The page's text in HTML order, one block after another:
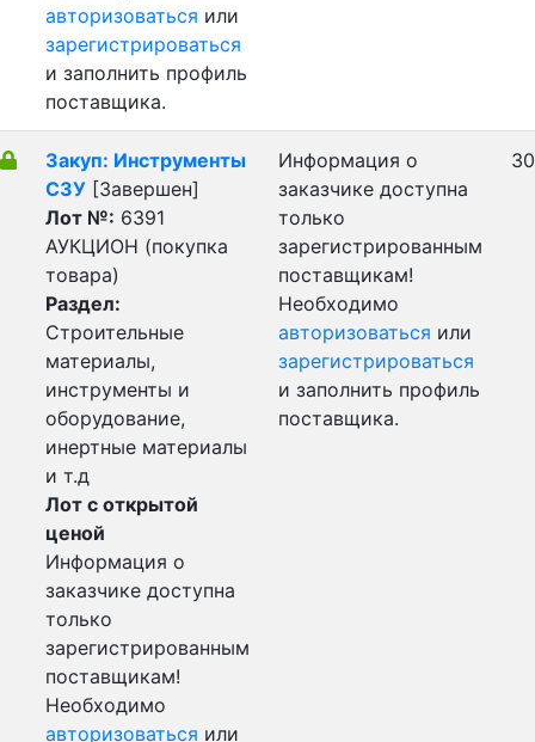
авторизоваться или
зарегистрироваться
и заполнить профиль
поставщика.
Закуп: Инструменты
СЗУ [Завершен]
Лот №: 6391
АУКЦИОН (покупка
товара)
Раздел:
Строительные
материалы,
инструменты и
оборудование,
инертные материалы
и т.д
Лот с открытой
ценой
Информация о
заказчике доступна
только
зарегистрированным
поставщикам!
Необходимо
авторизоваться или
Информация о
заказчике доступна
только
зарегистрированным
поставщикам!
Необходимо
авторизоваться или
зарегистрироваться
и заполнить профиль
поставщика.